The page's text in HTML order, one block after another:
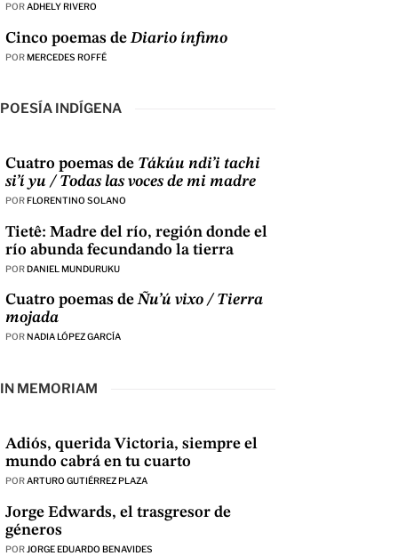
PORADHELY RIVERO
Cinco poemas deDiario ínfimo
PORMERCEDES ROFFÉ
POESÍA INDÍGENA
Cuatro poemas de Tákúu ndi’i tachi
si’í yu / Todas las voces de mi madre
POR FLORENTINO SOLANO
Tietê: Madre del río, región donde el
río abunda fecundando la tierra
PORDANIEL MUNDURUKU
Cuatro poemas deÑu’ú vixo / Tierra
mojada
POR NADIA LÓPEZ GARCÍA
IN MEMORIAM
Adiós, querida Victoria, siempre el
mundo cabrá en tu cuarto
PORARTURO GUTIÉRREZ PLAZA
Jorge Edwards, el trasgresor de
géneros
POR JORGE EDUARDO BENAVIDES